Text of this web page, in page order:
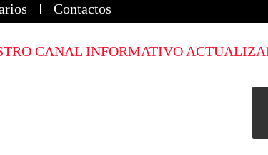
Contactos
CANAL INFORMATIVO